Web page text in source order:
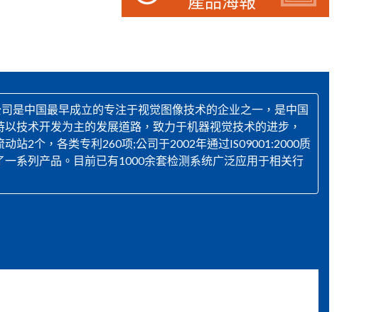
是中国最早成立的专注于视觉图像技术的企业之一，是中国
技术开发为主的发展道路，致力于机器视觉技术的进步，
站2个，各类专利260项;公司于2002年通过IS09001:2000质
系列产品。目前已有1000余套检测系统广泛应用于相关行